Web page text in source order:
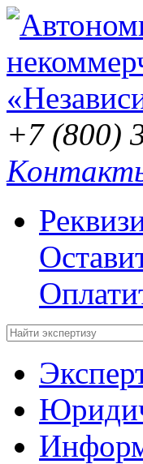
+7 (800)